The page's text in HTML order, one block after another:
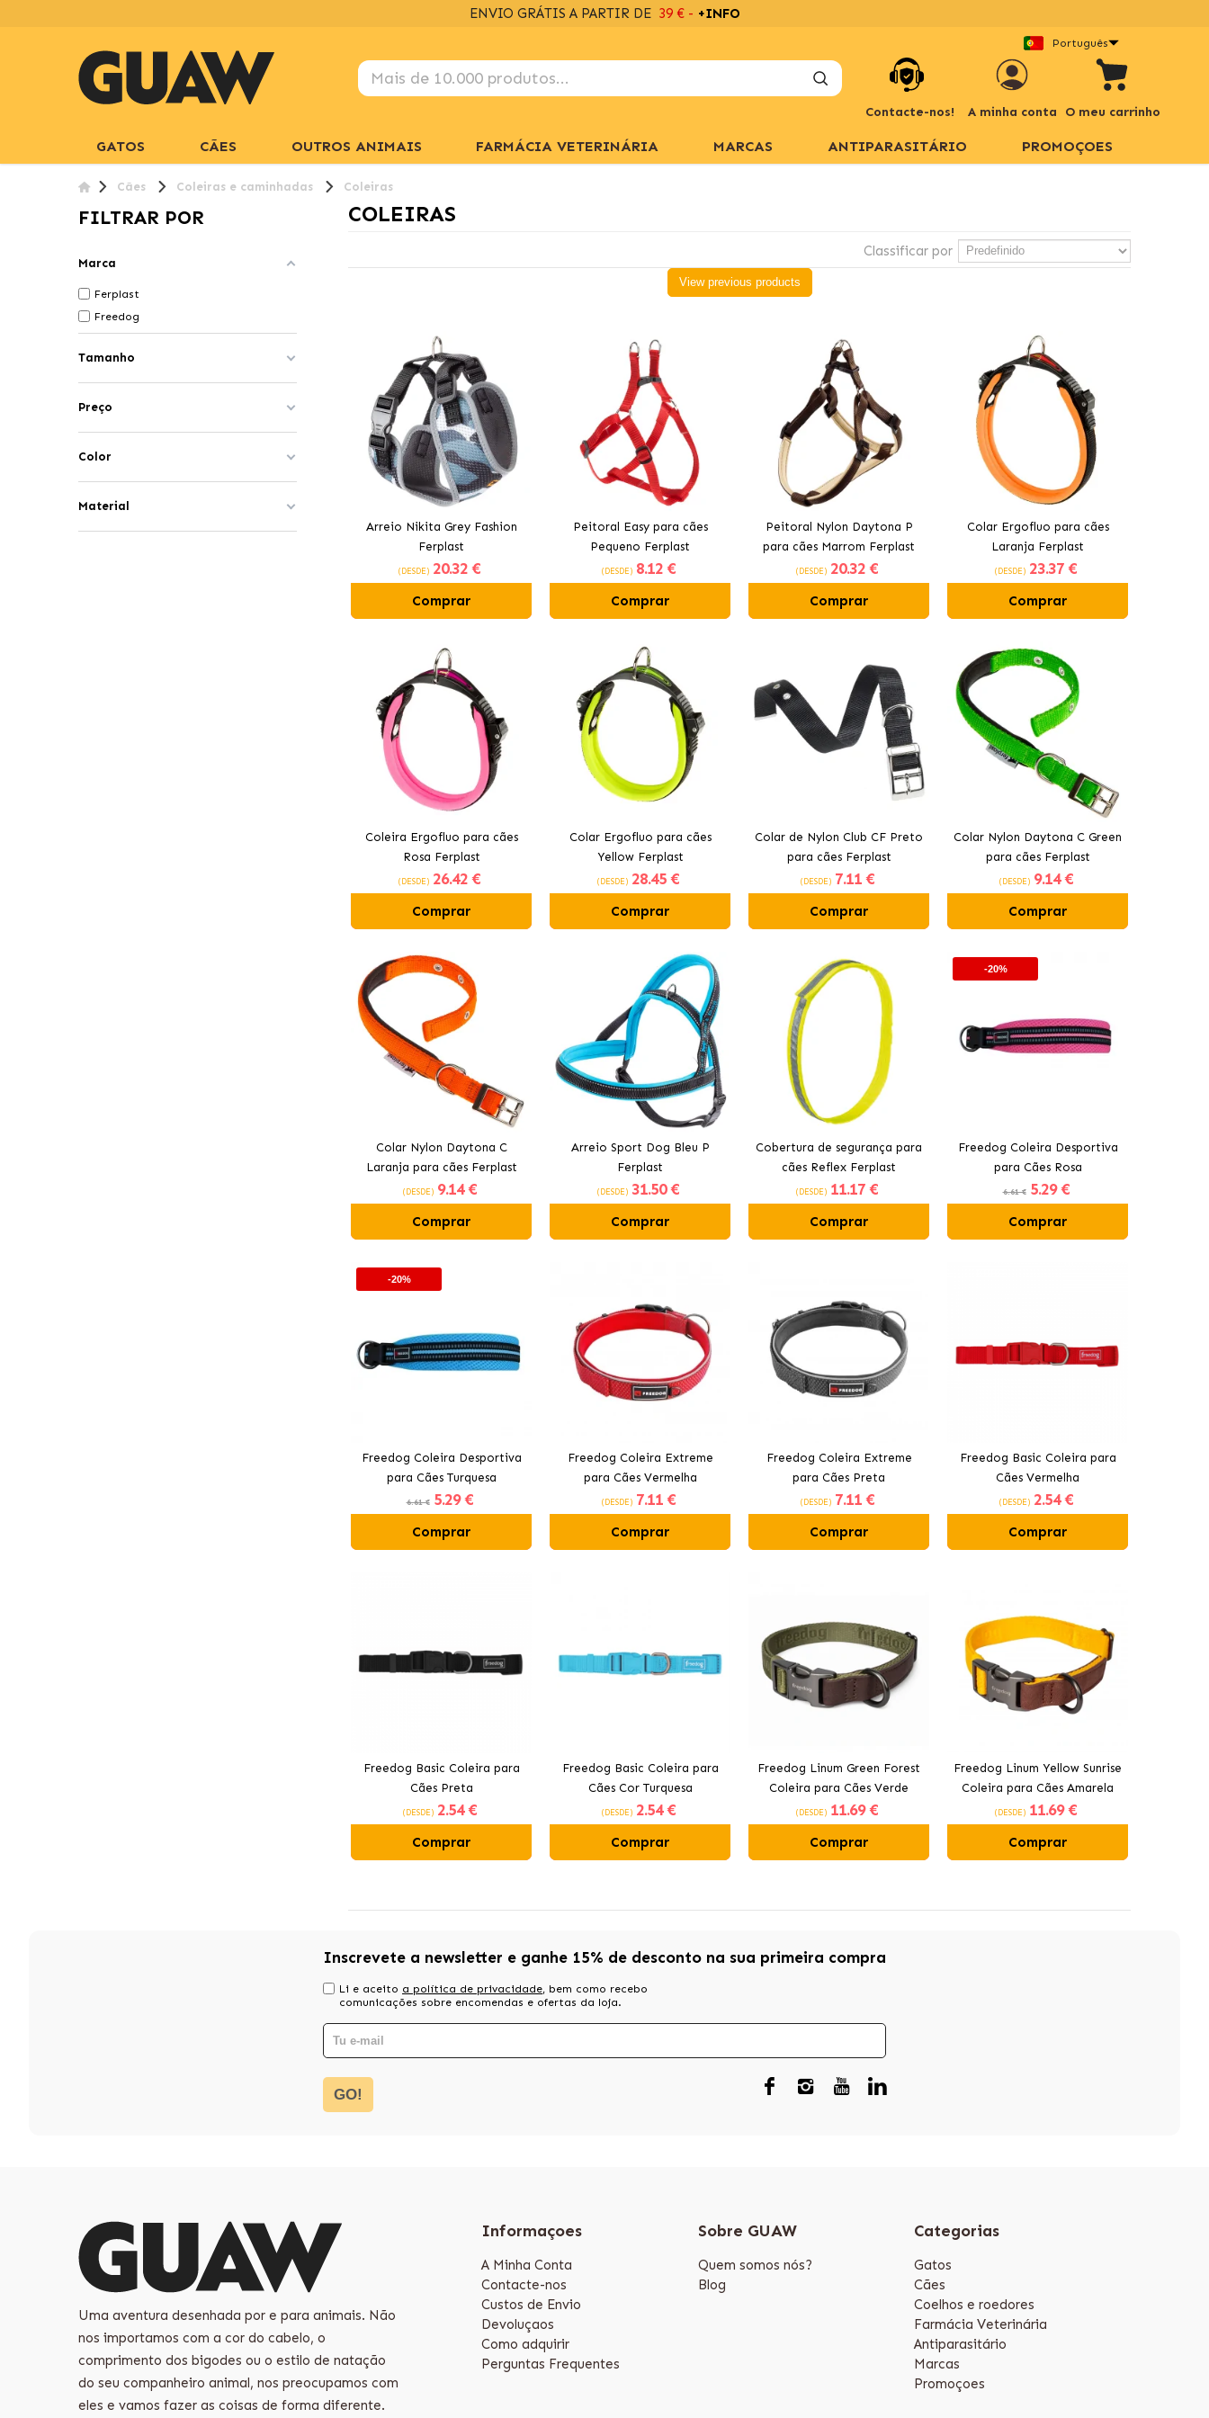
DESCARREGAA APP COM 2% DESCONTO EXTRA
Português
Contacte-nos! A minha conta O meu carrinho
GATOS CÃES OUTROS ANIMAIS FARMÁCIA VETERINÁRIA MARCAS ANTIPARASITÁRIO PROMOÇOES
Cães Coleiras e caminhadas Coleiras
FILTRAR POR
Marca
Ferplast
Freedog
Tamanho
Preço
Color
Material
COLEIRAS
Classificar por
View previous products
Arreio Nikita Grey Fashion
Ferplast
(DESDE) 20.32 €
Comprar
Peitoral Easy para cães
Pequeno Ferplast
(DESDE) 8.12 €
Comprar
Peitoral Nylon Daytona P
para cães Marrom Ferplast
(DESDE) 20.32 €
Comprar
Colar Ergofluo para cães
Laranja Ferplast
(DESDE) 23.37 €
Comprar
Coleira Ergofluo para cães
Rosa Ferplast
(DESDE) 26.42 €
Comprar
Colar Ergofluo para cães
Yellow Ferplast
(DESDE) 28.45 €
Comprar
Colar de Nylon Club CF Preto
para cães Ferplast
(DESDE) 7.11 €
Comprar
Colar Nylon Daytona C Green
para cães Ferplast
(DESDE) 9.14 €
Comprar
Colar Nylon Daytona C
Laranja para cães Ferplast
(DESDE) 9.14 €
Comprar
Arreio Sport Dog Bleu P
Ferplast
(DESDE) 31.50 €
Comprar
Cobertura de segurança para
cães Reflex Ferplast
(DESDE) 11.17 €
Comprar
-20%
Freedog Coleira Desportiva
para Cães Rosa
6.61 € 5.29 €
Comprar
-20%
Freedog Coleira Desportiva
para Cães Turquesa
6.61 € 5.29 €
Comprar
Freedog Coleira Extreme
para Cães Vermelha
(DESDE) 7.11 €
Comprar
Freedog Coleira Extreme
para Cães Preta
(DESDE) 7.11 €
Comprar
Freedog Basic Coleira para
Cães Vermelha
(DESDE) 2.54 €
Comprar
Freedog Basic Coleira para
Cães Preta
(DESDE) 2.54 €
Comprar
Freedog Basic Coleira para
Cães Cor Turquesa
(DESDE) 2.54 €
Comprar
Freedog Linum Green Forest
Coleira para Cães Verde
(DESDE) 11.69 €
Comprar
Freedog Linum Yellow Sunrise
Coleira para Cães Amarela
(DESDE) 11.69 €
Comprar
Inscrevete a newsletter e ganhe 15% de desconto na sua primeira compra
Li e aceito a política de privacidade, bem como recebo
comunicações sobre encomendas e ofertas da loja.
GO!
Uma aventura desenhada por e para animais. Não
nos importamos com a cor do cabelo, o
comprimento dos bigodes ou o estilo de natação
do seu companheiro animal, nos preocupamos com
eles e vamos fazer as coisas de forma diferente.
Informaçoes
A Minha Conta
Contacte-nos
Custos de Envio
Devoluçaos
Como adquirir
Perguntas Frequentes
Sobre GUAW
Quem somos nós?
Blog
Categorias
Gatos
Cães
Coelhos e roedores
Farmácia Veterinária
Antiparasitário
Marcas
Promoçoes